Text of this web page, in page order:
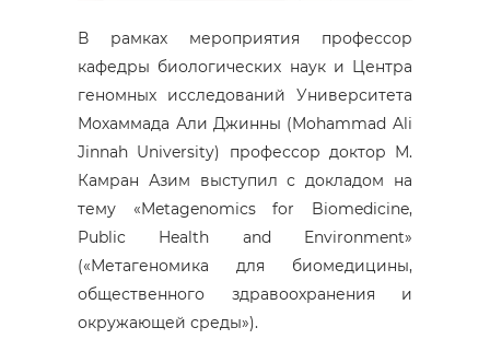
В рамках мероприятия профессор
кафедры биологических наук и Центра
геномных исследований Университета
Мохаммада Али Джинны (Mohammad Ali
Jinnah University) профессор доктор М.
Камран Азим выступил с докладом на
тему «Metagenomics for Biomedicine,
Public Health and Environment»
(«Метагеномика для биомедицины,
общественного здравоохранения и
окружающей среды»).